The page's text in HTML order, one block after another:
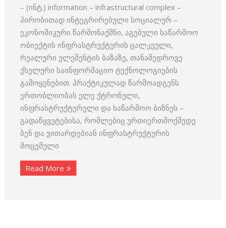
– (ინტ.) information – infrastructural complex –
პირობითად ინტეგრირებული სოციალურ –
ეკონომიკური წარმონაქმნი, აგებული საწარმოო
ობიექტის ინფრასტრუქტურის ცალკეული,
რეალური ელემენტის ბაზაზე, თანამედროვე
ქსელური საინფორმაციო ტექნოლოგიების
გამოყენებით. პრაქტიკულად წარმოადგენს
ერთობლიობას ელე ქტრონული,
ინფრასტრუქტურული და საწარმოო ბიზნეს –
გადაწყვეტებისა, რომლებიც ურთიერთმოქმედე
ბენ და ვითარდებიან ინფრასტრუქტურის
მოცემული
Read More